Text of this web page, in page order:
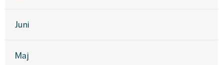
Juni
Maj